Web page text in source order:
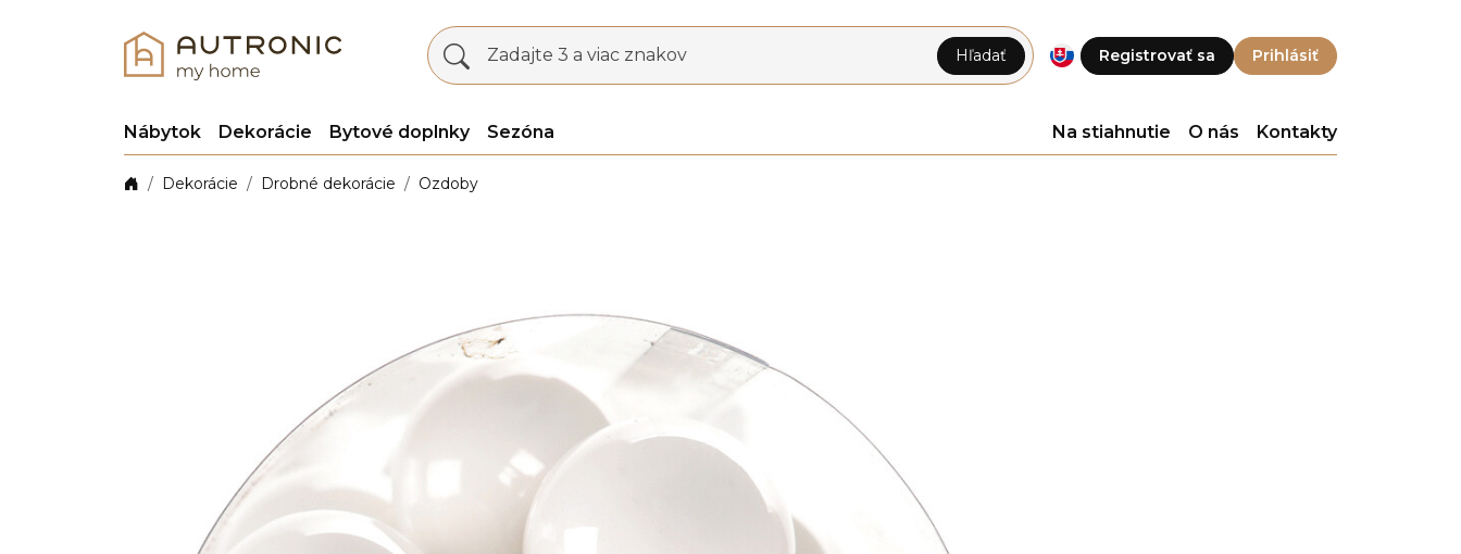
Registrovať sa Prihlásiť
Zadajte 3 a viac znakov Hľadať
Nábytok Dekorácie Bytové doplnky Sezóna Na stiahnutie O nás Kontakty
Dekorácie Drobné dekorácie Ozdoby